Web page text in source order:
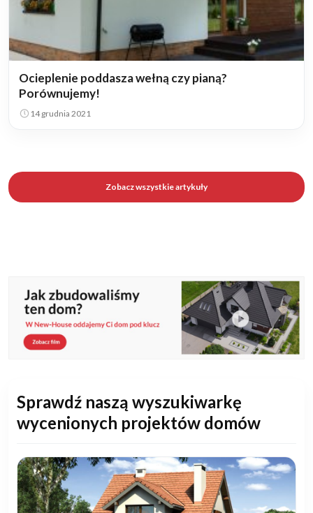
Ocieplenie poddasza wełną czy pianą?
Porównujemy!
14 grudnia 2021
Zobacz wszystkie artykuły
Sprawdź naszą wyszukiwarkę
wycenionych projektów domów